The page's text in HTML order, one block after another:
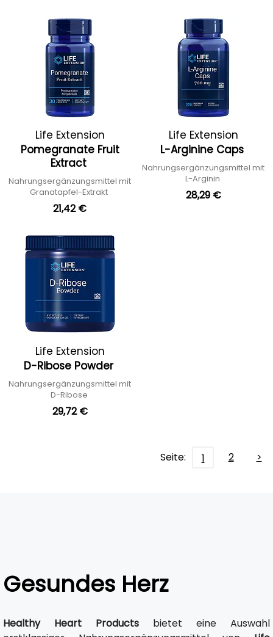
Life Extension
Pomegranate Fruit
Extract
Nahrungsergänzungsmittel mit
Granatapfel-Extrakt
21,42 €
Life Extension
L-Arginine Caps
Nahrungsergänzungsmittel mit
L-Arginin
28,29 €
Life Extension
D-Ribose Powder
Nahrungsergänzungsmittel mit
D-Ribose
29,72 €
Seite: 1 2 >
Gesundes Herz
Healthy Heart Products bietet eine Auswahl